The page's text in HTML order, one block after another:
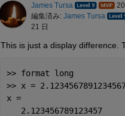
James Tursa
編集済み: James Tursa
21 日
This is just a display difference.
>> format long
>> x =
x =
   2.123456789123457